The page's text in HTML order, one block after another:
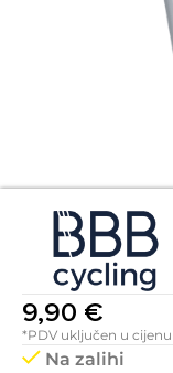
9,90 €
*PDV uključen u cijenu
Na zalihi